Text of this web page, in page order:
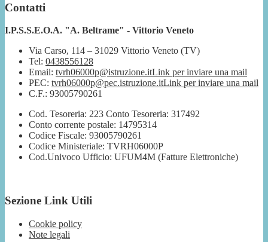
Contatti
I.P.S.S.E.O.A. "A. Beltrame" - Vittorio Veneto
Via Carso, 114 – 31029 Vittorio Veneto (TV)
Tel: 0438556128
Email: tvrh06000p@istruzione.itLink per inviare una mail
PEC: tvrh06000p@pec.istruzione.itLink per inviare una mail
C.F.: 93005790261
Cod. Tesoreria: 223 Conto Tesoreria: 317492
Conto corrente postale: 14795314
Codice Fiscale: 93005790261
Codice Ministeriale: TVRH06000P
Cod.Univoco Ufficio: UFUM4M (Fatture Elettroniche)
Sezione Link Utili
Cookie policy
Note legali